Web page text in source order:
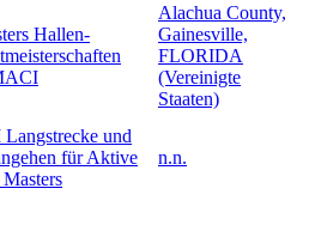
Hallen-
Alachua County,
Gainesville,
FLORIDA
(Vereinigte
Staaten)
und
für Aktive
n.n.